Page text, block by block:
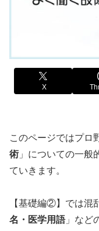
X
このページではプロ
術 」についての一般
ていきます。
【基礎編②】では混
名・医学用語」など